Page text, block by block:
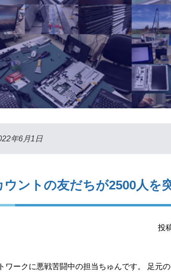
年6月1日
ントの友だちが2500人を
投
ワークに悪戦苦闘中の担当ちゅんです。 足元